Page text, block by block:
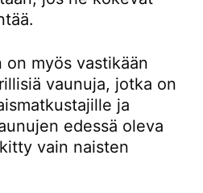
myös vastikään
vaunuja, jotka on
ja
edessä oleva
vain naisten